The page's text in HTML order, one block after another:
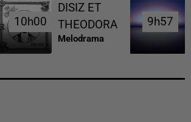
10h00
10h00
DISIZ ET
THEODORA
Melodrama
9h57
9h57